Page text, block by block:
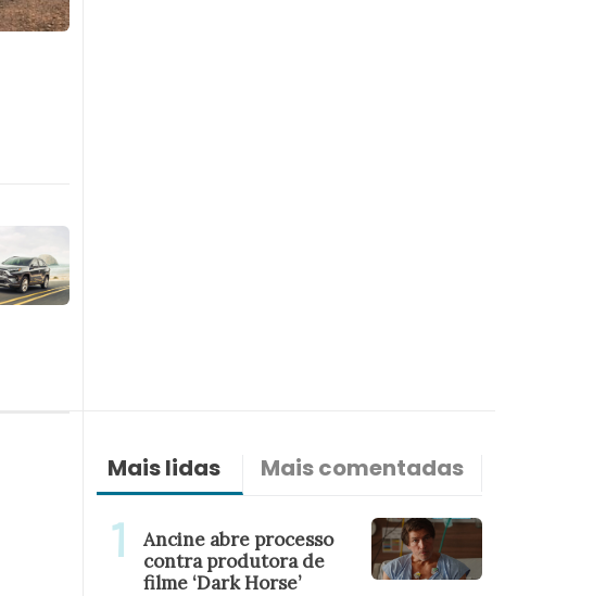
Mais lidas Mais comentadas
Ancine abre processo
contra produtora de
filme ‘Dark Horse’